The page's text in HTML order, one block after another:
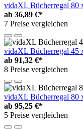
vidaXL Bücherregal 80
ab 36,89 €*
7 Preise vergleichen
vidaXL Bücherregal 45
ab 91,32 €*
8 Preise vergleichen
vidaXL Bücherregal 80
ab 95,25 €*
5 Preise vergleichen